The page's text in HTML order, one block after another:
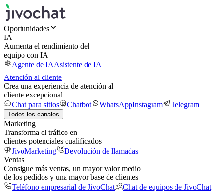
Oportunidades
IA
Aumenta el rendimiento del
equipo con IA
Agente de IAAsistente de IA
Atención al cliente
Crea una experiencia de atención al
cliente excepcional
Chat para sitios
Chatbot WhatsAppInstagram Telegram
Todos los canales
Marketing
Transforma el tráfico en
clientes potenciales cualificados
JivoMarketing
Devolución de llamadas
Ventas
Consigue más ventas, un mayor valor medio
de los pedidos y una mayor base de clientes
Teléfono empresarial de JivoChat
Chat de equipos de JivoChat